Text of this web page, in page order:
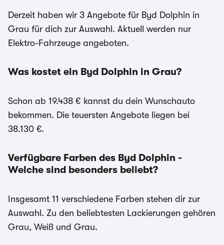
Derzeit haben wir 3 Angebote für Byd Dolphin in
Grau für dich zur Auswahl. Aktuell werden nur
Elektro-Fahrzeuge angeboten.
Was kostet ein Byd Dolphin in Grau?
Schon ab 19.438 € kannst du dein Wunschauto
bekommen. Die teuersten Angebote liegen bei
38.130 €.
Verfügbare Farben des Byd Dolphin -
Welche sind besonders beliebt?
Insgesamt 11 verschiedene Farben stehen dir zur
Auswahl. Zu den beliebtesten Lackierungen gehören
Grau, Weiß und Grau.